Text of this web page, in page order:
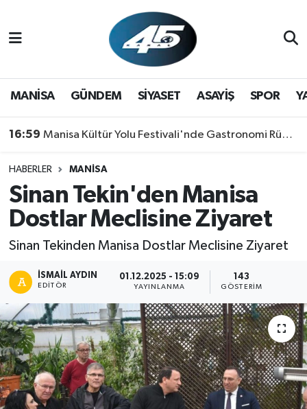
MANİSA GÜNDEM SİYASET ASAYİŞ SPOR
16:59 Manisa Kültür Yolu Festivali'nde Gastronomi Rüzgarı: Lezzetin Yıldızı "Manisa Kebabı" Oldu!
HABERLER MANİSA
Sinan Tekin'den Manisa
Dostlar Meclisine Ziyaret
Sinan Tekinden Manisa Dostlar Meclisine Ziyaret
İSMAIL AYDIN
EDITÖR
01.12.2025 - 15:09
YAYINLANMA
143
GÖSTERIM
GÜNDEM
SPOR
YAŞAM
Hava Durumu
Trafik Durumu
Son Dakika Haberleri
Haber Arşivi